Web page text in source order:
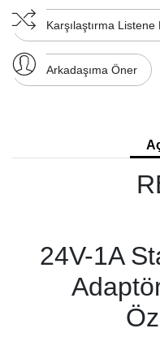
Karşılaştırma Listene
Arkadaşıma Öner
24V-1A